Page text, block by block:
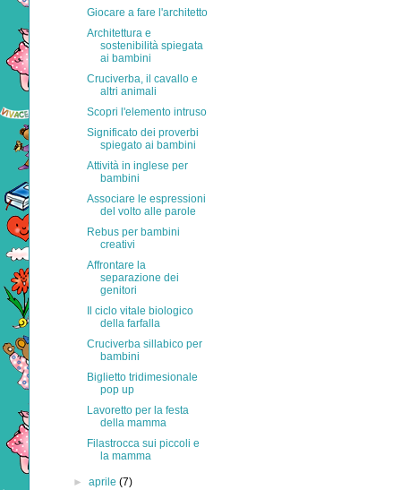
Giocare a fare l'architetto
Architettura e
sostenibilità spiegata
ai bambini
Cruciverba, il cavallo e
altri animali
Scopri l'elemento intruso
Significato dei proverbi
spiegato ai bambini
Attività in inglese per
bambini
Associare le espressioni
del volto alle parole
Rebus per bambini
creativi
Affrontare la
separazione dei
genitori
Il ciclo vitale biologico
della farfalla
Cruciverba sillabico per
bambini
Biglietto tridimesionale
pop up
Lavoretto per la festa
della mamma
Filastrocca sui piccoli e
la mamma
►aprile(7)